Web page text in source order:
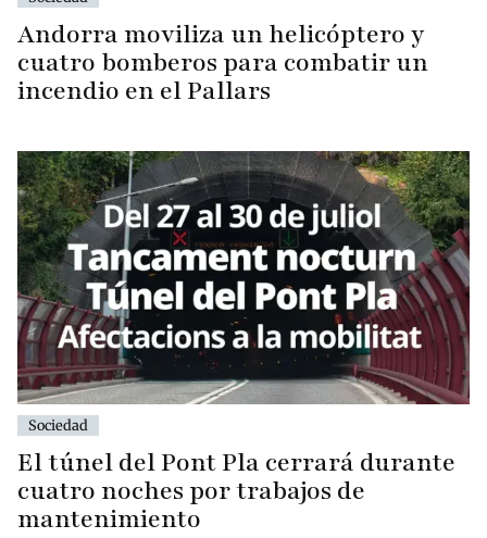
Andorra moviliza un helicóptero y
cuatro bomberos para combatir un
incendio en el Pallars
Sociedad
El túnel del Pont Pla cerrará durante
cuatro noches por trabajos de
mantenimiento